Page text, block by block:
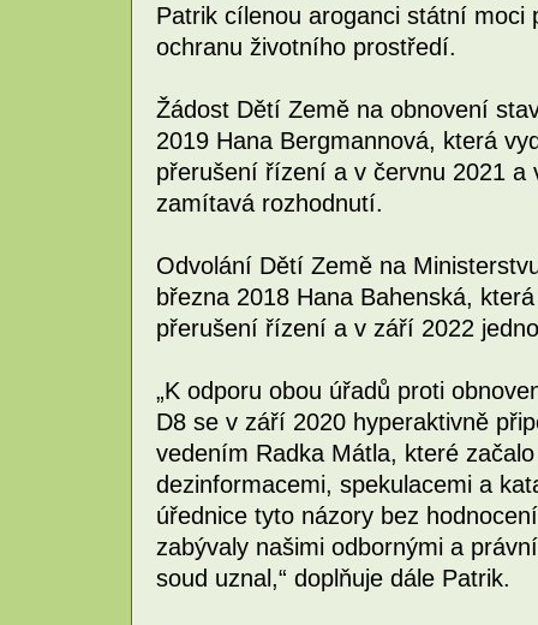
Patrik cílenou aroganci státní moci
ochranu životního prostředí.
Žádost Dětí Země na obnovení
2019 Hana Bergmannová, která
přerušení řízení a v červnu 2021 a
zamítavá rozhodnutí.
Odvolání Dětí Země na
března 2018 Hana Bahenská,
přerušení řízení a v září 2022
„K odporu obou úřadů proti
D8 se v září 2020 hyperaktivně
vedením Radka Mátla, které
dezinformacemi, spekulacemi a
úřednice tyto názory bez
zabývaly našimi odbornými a
soud uznal,“ doplňuje dále Patrik.